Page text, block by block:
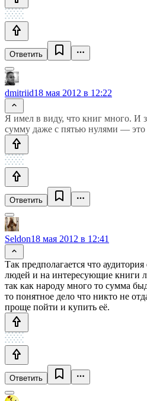
Ответить
dmitriid18 мая 2012 в 12:22
Я имел в виду, что книг много. И
сумму даже с пятью нулями — это
Ответить
Seldon18 мая 2012 в 12:41
Так предполагается что
людей и на интересующие книги
так как народу много то сумма
то понятное дело что никто не
проще пойти и купить её.
Ответить